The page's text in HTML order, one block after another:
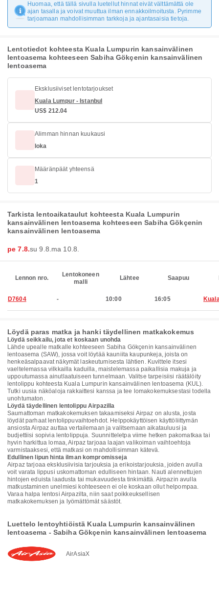
Huomaa, että tällä sivulla luetellut hinnat eivät välttämättä ole
ajan tasalla ja voivat muuttua ilman ennakkoilmoitusta. Pyrimme
tarjoamaan mahdollisimman tarkkoja ja ajantasaisia tietoja.
Lentotiedot kohteesta Kuala Lumpurin kansainvälinen
lentoasema kohteeseen Sabiha Gökçenin kansainvälinen
lentoasema
Eksklusiiviset lentotarjoukset
Kuala Lumpur - Istanbul
US$ 212.04
Alimman hinnan kuukausi
loka
Määränpäät yhteensä
1
Tarkista lentoaikataulut kohteesta Kuala Lumpurin
kansainvälinen lentoasema kohteeseen Sabiha Gökçenin
kansainvälinen lentoasema
pe 7.8.su 9.8. ma 10.8.
Lennon nro.
Lentokoneen
malli
Lähtee Saapuu
D7604 - 10:00 16:05
Löydä paras matka ja hanki täydellinen matkakokemus
Löydä seikkailu, jota et koskaan unohda
Lähde upealle matkalle kohteeseen Sabiha Gökçenin kansainvälinen
lentoasema (SAW), jossa voit löytää kauniita kaupunkeja, joista on
henkeäsalpaavat näkymät laskeutumisesta lähtien. Kuvittele itsesi
vaeltelemassa vilkkailla kaduilla, maistelemassa paikallisia makuja ja
uppoutumassa ainutlaatuiseen tunnelmaan. Valitse tarpeisiisi räätälöity
lentolippu kohteesta Kuala Lumpurin kansainvälinen lentoasema (KUL).
Tutki uusia näköaloja rakkaittesi kanssa ja tee lomakokemuksestasi todella
unohtumaton.
Löydä täydellinen lentolippu Airpazilla
Saumattoman matkakokemuksen takaamiseksi Airpaz on alusta, josta
löydät parhaat lentolippuvaihtoehdot. Helppokäyttöisen käyttöliittymän
ansiosta Airpaz auttaa vertailemaan ja valitsemaan aikatauluusi ja
budjettiisi sopivia lentolippuja. Suunnitteletpa viime hetken pakomatkaa tai
hyvin harkittua lomaa, Airpaz tarjoaa laajan valikoiman vaihtoehtoja
varmistaaksesi, että matkasi on mahdollisimman kätevä.
Edullinen lipun hinta ilman kompromisseja
Airpaz tarjoaa eksklusiivisia tarjouksia ja erikoistarjouksia, joiden avulla
voit varata lippusi uskomattoman edulliseen hintaan. Nauti alennettujen
hintojen eduista laadusta tai mukavuudesta tinkimättä. Airpazin avulla
matkustaminen unelmiesi kohteeseen ei ole koskaan ollut helpompaa.
Varaa halpa lentosi Airpazilta, niin saat poikkeuksellisen
matkakokemuksen ja lyömättömät säästöt.
Luettelo lentoyhtiöistä Kuala Lumpurin kansainvälinen
lentoasema - Sabiha Gökçenin kansainvälinen lentoasema
AirAsiaX